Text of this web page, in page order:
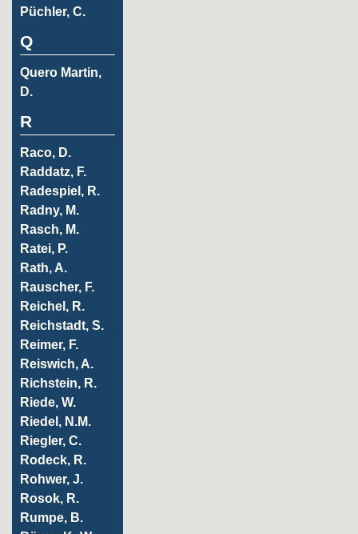
Püchler, C.
Q
Quero Martin,
D.
R
Raco, D.
Raddatz, F.
Radespiel, R.
Radny, M.
Rasch, M.
Ratei, P.
Rath, A.
Rauscher, F.
Reichel, R.
Reichstadt, S.
Reimer, F.
Reiswich, A.
Richstein, R.
Riede, W.
Riedel, N.M.
Riegler, C.
Rodeck, R.
Rohwer, J.
Rosok, R.
Rumpe, B.